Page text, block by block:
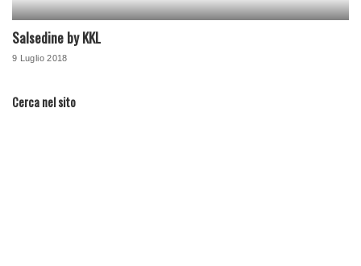
Salsedine by KKL
9 Luglio 2018
Cerca nel sito